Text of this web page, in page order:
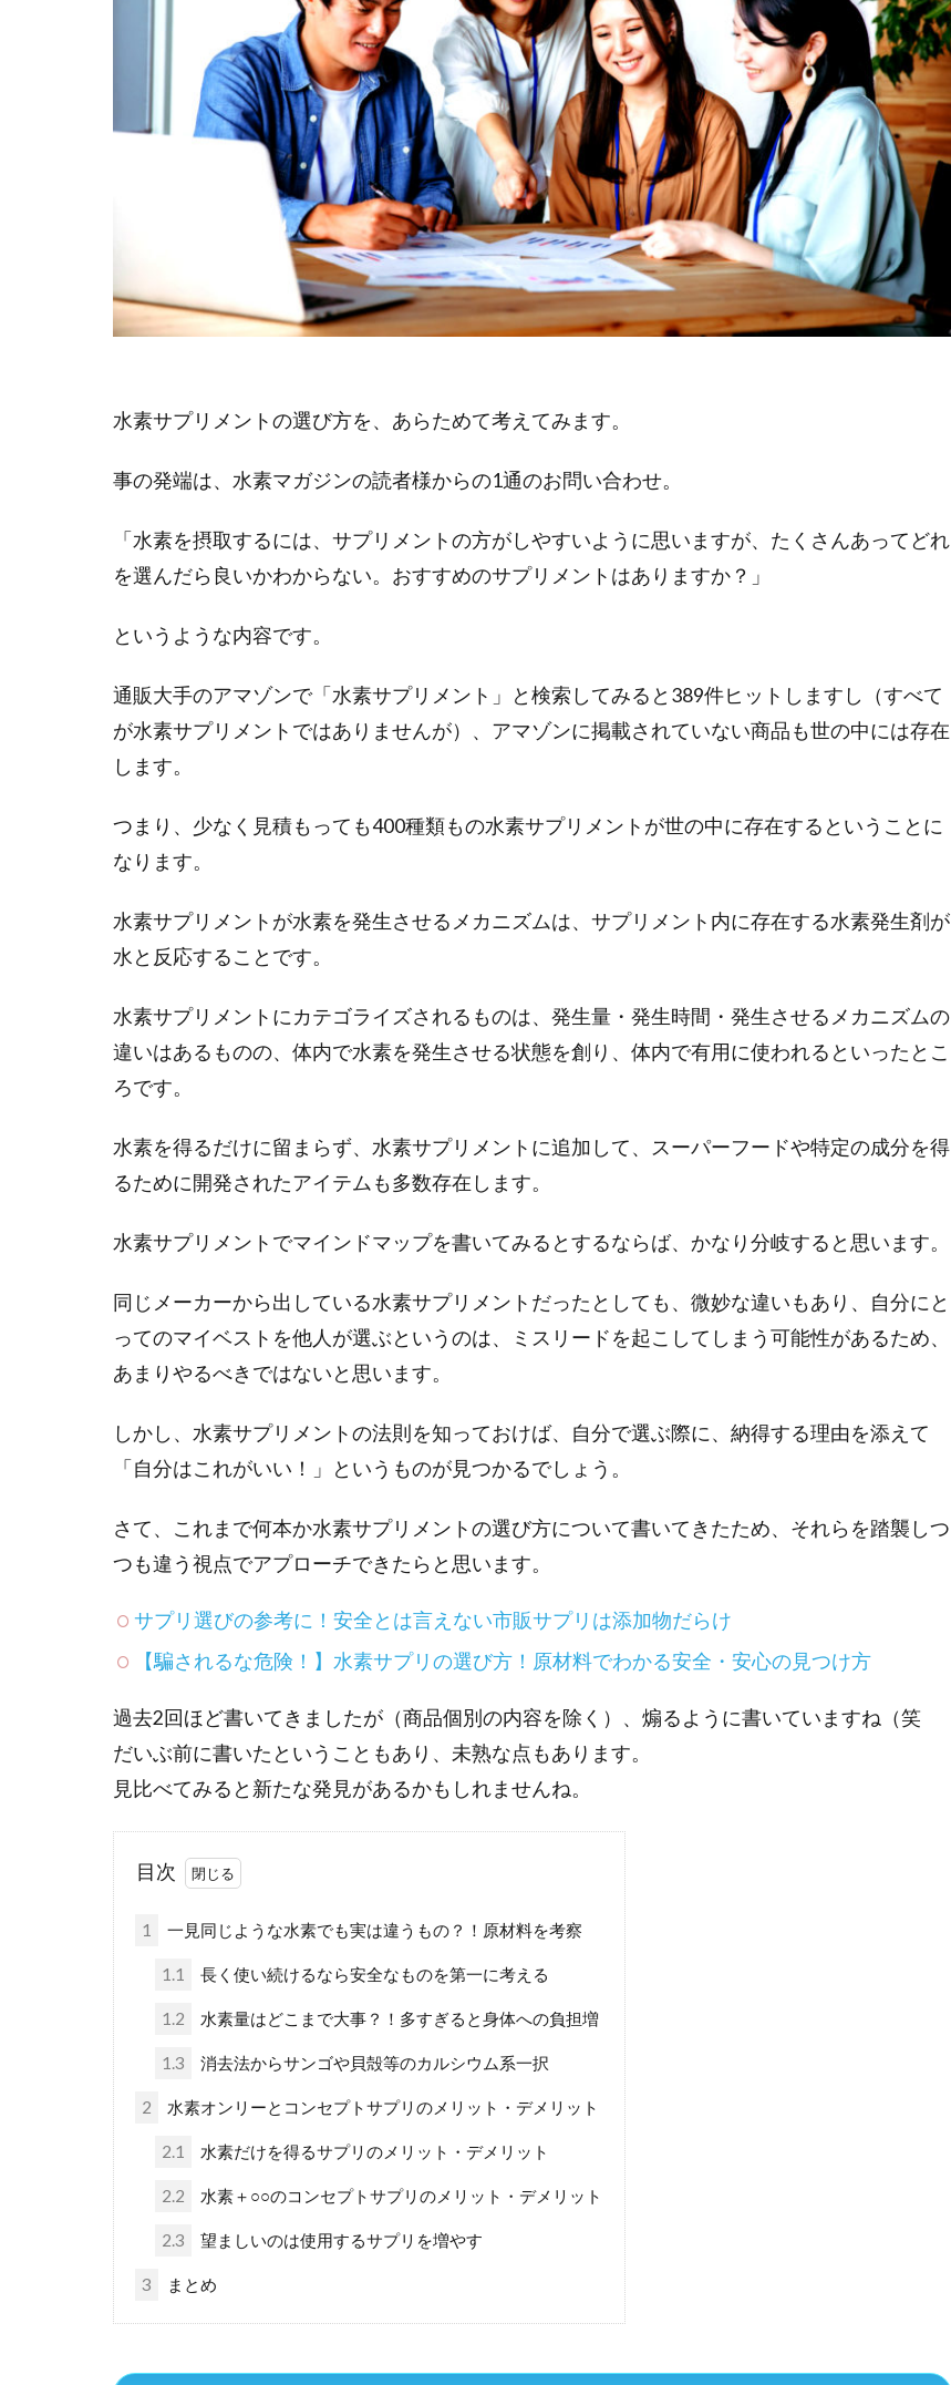
水素サプリメントの選び方を、あらためて考えてみます。
事の発端は、水素マガジンの読者様からの1通のお問い合わせ。
「水素を摂取するには、サプリメントの方がしやすいように思いますが、たくさんあってどれ
を選んだら良いかわからない。おすすめのサプリメントはありますか？」
というような内容です。
通販大手のアマゾンで「水素サプリメント」と検索してみると389件ヒットしますし（すべて
が水素サプリメントではありませんが）、アマゾンに掲載されていない商品も世の中には存在
します。
つまり、少なく見積もっても400種類もの水素サプリメントが世の中に存在するということに
なります。
水素サプリメントが水素を発生させるメカニズムは、サプリメント内に存在する水素発生剤が
水と反応することです。
水素サプリメントにカテゴライズされるものは、発生量・発生時間・発生させるメカニズムの
違いはあるものの、体内で水素を発生させる状態を創り、体内で有用に使われるといったとこ
ろです。
水素を得るだけに留まらず、水素サプリメントに追加して、スーパーフードや特定の成分を得
るために開発されたアイテムも多数存在します。
水素サプリメントでマインドマップを書いてみるとするならば、かなり分岐すると思います。
同じメーカーから出している水素サプリメントだったとしても、微妙な違いもあり、自分にと
ってのマイベストを他人が選ぶというのは、ミスリードを起こしてしまう可能性があるため、
あまりやるべきではないと思います。
しかし、水素サプリメントの法則を知っておけば、自分で選ぶ際に、納得する理由を添えて
「自分はこれがいい！」というものが見つかるでしょう。
さて、これまで何本か水素サプリメントの選び方について書いてきたため、それらを踏襲しつ
つも違う視点でアプローチできたらと思います。
サプリ選びの参考に！安全とは言えない市販サプリは添加物だらけ
【騙されるな危険！】水素サプリの選び方！原材料でわかる安全・安心の見つけ方
過去2回ほど書いてきましたが（商品個別の内容を除く）、煽るように書いていますね（笑
だいぶ前に書いたということもあり、未熟な点もあります。
見比べてみると新たな発見があるかもしれませんね。
目次
1 一見同じような水素でも実は違うもの？！原材料を考察
1.1 長く使い続けるなら安全なものを第一に考える
1.2 水素量はどこまで大事？！多すぎると身体への負担増
1.3 消去法からサンゴや貝殻等のカルシウム系一択
2 水素オンリーとコンセプトサプリのメリット・デメリット
2.1 水素だけを得るサプリのメリット・デメリット
2.2 水素＋○○のコンセプトサプリのメリット・デメリット
2.3 望ましいのは使用するサプリを増やす
3 まとめ